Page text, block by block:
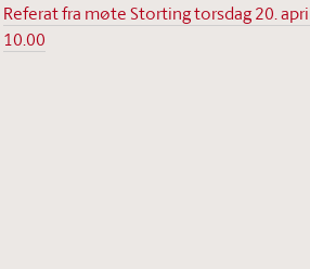
Referat fra møte Storting torsdag 20.
10.00